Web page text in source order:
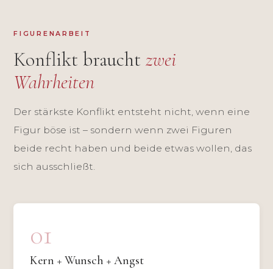
FIGURENARBEIT
Konflikt brauchtzwei
Wahrheiten
Der stärkste Konflikt entsteht nicht, wenn eine
Figur böse ist – sondern wenn zwei Figuren
beide recht haben und beide etwas wollen, das
sich ausschließt.
01
Kern + Wunsch + Angst